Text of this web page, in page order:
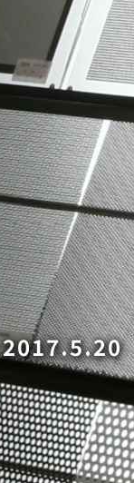
2017.5.20